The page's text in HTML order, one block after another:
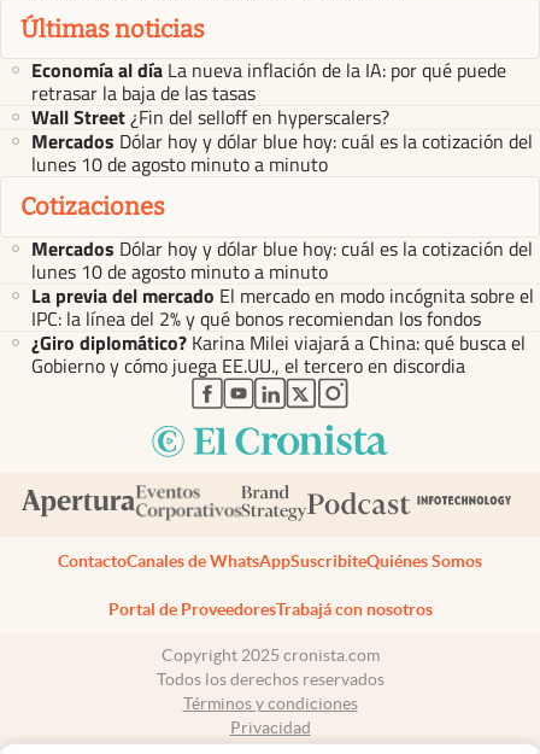
Últimas noticias
Economía al día La nueva inflación de la IA: por qué puede
retrasar la baja de las tasas
Wall Street¿Fin del selloff en hyperscalers?
Mercados Dólar hoy y dólar blue hoy: cuál es la cotización del
lunes 10 de agosto minuto a minuto
Cotizaciones
Mercados Dólar hoy y dólar blue hoy: cuál es la cotización del
lunes 10 de agosto minuto a minuto
La previa del mercado El mercado en modo incógnita sobre el
IPC: la línea del 2% y qué bonos recomiendan los fondos
¿Giro diplomático? Karina Milei viajará a China: qué busca el
Gobierno y cómo juega EE.UU., el tercero en discordia
abre en nueva pestaña
abre en nueva pestaña
abre en nueva pestaña
abre en nueva pestaña
abre en nueva pestaña
ContactoCanales de WhatsAppSuscribiteQuiénes Somos
Portal de ProveedoresTrabajá con nosotros
Copyright 2025 cronista.com
Todos los derechos reservados
Términos y condiciones
Privacidad